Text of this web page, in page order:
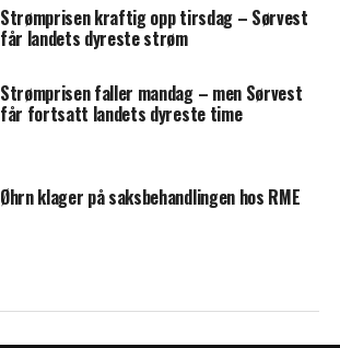
Strømprisen kraftig opp tirsdag – Sørvest
får landets dyreste strøm
Strømprisen faller mandag – men Sørvest
får fortsatt landets dyreste time
Øhrn klager på saksbehandlingen hos RME